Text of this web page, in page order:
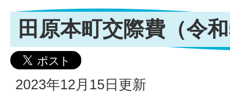
田原本町交際費（令
2023年12月15日更新